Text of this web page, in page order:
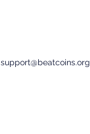
support@beatcoins.org